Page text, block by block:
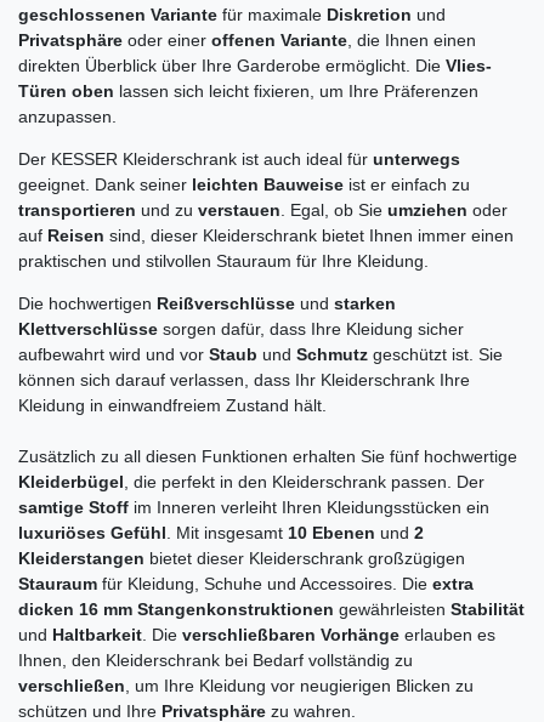
geschlossenen Variante für maximale Diskretion und
Privatsphäre oder einer offenen Variante , die Ihnen einen
direkten Überblick über Ihre Garderobe ermöglicht. Die Vlies-
Türen oben lassen sich leicht fixieren, um Ihre Präferenzen
anzupassen.
Der KESSER Kleiderschrank ist auch ideal für unterwegs
geeignet. Dank seiner leichten Bauweise ist er einfach zu
transportieren und zu verstauen . Egal, ob Sie umziehen oder
auf Reisen sind, dieser Kleiderschrank bietet Ihnen immer einen
praktischen und stilvollen Stauraum für Ihre Kleidung.
Die hochwertigen Reißverschlüsse und starken
Klettverschlüsse sorgen dafür, dass Ihre Kleidung sicher
aufbewahrt wird und vor Staub und Schmutz geschützt ist. Sie
können sich darauf verlassen, dass Ihr Kleiderschrank Ihre
Kleidung in einwandfreiem Zustand hält.
Zusätzlich zu all diesen Funktionen erhalten Sie fünf hochwertige
Kleiderbügel , die perfekt in den Kleiderschrank passen. Der
samtige Stoff im Inneren verleiht Ihren Kleidungsstücken ein
luxuriöses Gefühl . Mit insgesamt 10 Ebenen und 2
Kleiderstangen bietet dieser Kleiderschrank großzügigen
Stauraum für Kleidung, Schuhe und Accessoires. Die extra
dicken 16 mm Stangenkonstruktionen gewährleisten Stabilität
und Haltbarkeit . Die verschließbaren Vorhänge erlauben es
Ihnen, den Kleiderschrank bei Bedarf vollständig zu
verschließen , um Ihre Kleidung vor neugierigen Blicken zu
schützen und Ihre Privatsphäre zu wahren.